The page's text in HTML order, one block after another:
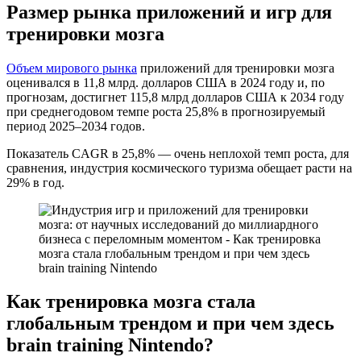
Размер рынка приложений и игр для
тренировки мозга
Объем мирового рынка приложений для тренировки мозга
оценивался в 11,8 млрд. долларов США в 2024 году и, по
прогнозам, достигнет 115,8 млрд долларов США к 2034 году
при среднегодовом темпе роста 25,8% в прогнозируемый
период 2025–2034 годов.
Показатель CAGR в 25,8% — очень неплохой темп роста, для
сравнения, индустрия космического туризма обещает расти на
29% в год.
Как тренировка мозга стала
глобальным трендом и при чем здесь
brain training Nintendo?